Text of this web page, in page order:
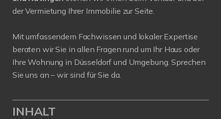
der Vermietung Ihrer Immobilie zur Seite.
Mit umfassendem Fachwissen und lokaler Expertise
beraten wir Sie in allen Fragen rund um Ihr Haus oder
Ihre Wohnung in Düsseldorf und Umgebung. Sprechen
Sie uns an – wir sind für Sie da.
INHALT